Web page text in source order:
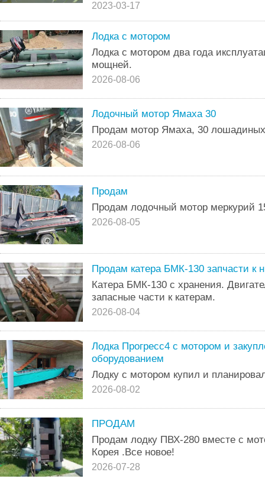
2023-03-17
Лодка с мотором
Лодка с мотором два года
мощней.
2026-08-06
Лодочный мотор Ямаха 30
Продам мотор Ямаха, 30
2026-08-06
Продам
Продам лодочный мотор меркурий
2026-08-05
Продам катера БМК-130 запчасти к
Катера БМК-130 с хранения.
запасные части к катерам.
2026-08-04
Лодка Прогресс4 с мотором и
оборудованием
Лодку с мотором купил и
2026-08-02
ПРОДАМ
Продам лодку ПВХ-280 вместе с
Корея .Все новое!
2026-07-28